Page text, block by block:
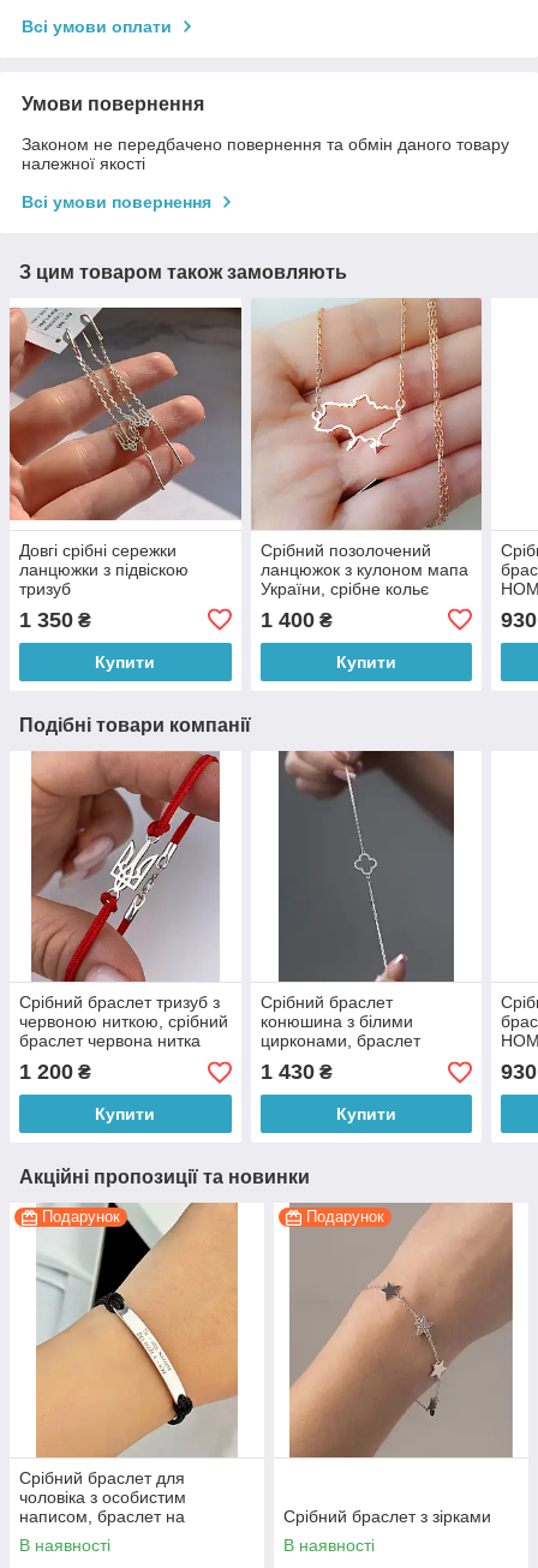
Всі умови оплати
Умови повернення
Законом не передбачено повернення та обмін даного товару
належної якості
Всі умови повернення
З цим товаром також замовляють
Довгі срібні сережки
ланцюжки з підвіскою
тризуб
1 350 ₴
Купити
Срібний позолочений
ланцюжок з кулоном мапа
України, срібне кольє
символіка
1 400₴
Купити
930
Подібні товари компанії
Срібний браслет тризуб з
червоною ниткою, срібний
браслет червона нитка
чоловічий та жіночий
розміри
1 200 ₴
Купити
Срібний браслет
конюшина з білими
цирконами, браслет
чотирилисник зі срібла.
Діаметр 1.9см
1 430₴
Купити
930
Акційні пропозиції та новинки
Подарунок
Срібний браслет для
чоловіка з особистим
написом, браслет на
чорному шнурку
В наявності
Подарунок
Срібний браслет з зірками
В наявності